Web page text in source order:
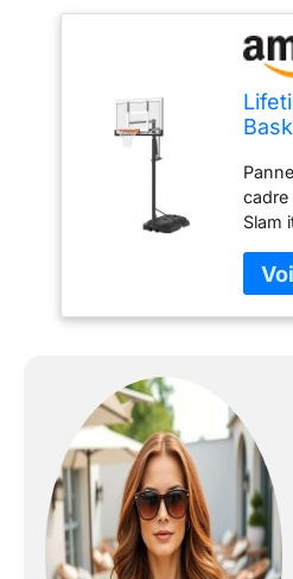
137
cadre
Slam